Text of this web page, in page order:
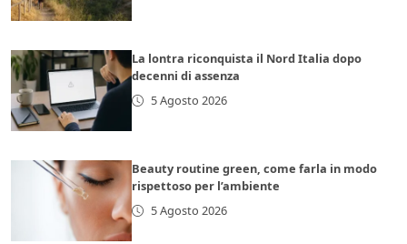
La lontra riconquista il Nord Italia dopo
decenni di assenza
5 Agosto 2026
Beauty routine green, come farla in modo
rispettoso per l’ambiente
5 Agosto 2026